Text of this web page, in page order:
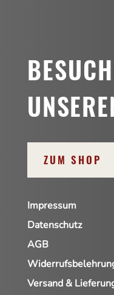
ZUM SHOP
Impressum
Datenschutz
AGB
Versand &